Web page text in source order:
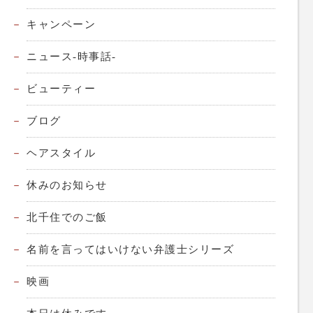
キャンペーン
ニュース-時事話-
ビューティー
ブログ
ヘアスタイル
休みのお知らせ
北千住でのご飯
名前を言ってはいけない弁護士シリーズ
映画